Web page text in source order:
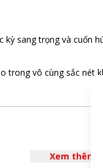
kỳ sang trọng và cuốn
trong vô cùng sắc nét
Xem thêm